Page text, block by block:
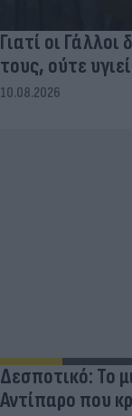
Γιατί οι
τους, ούτε
10.08.2026
Δεσποτικό: Το
Αντίπαρο που